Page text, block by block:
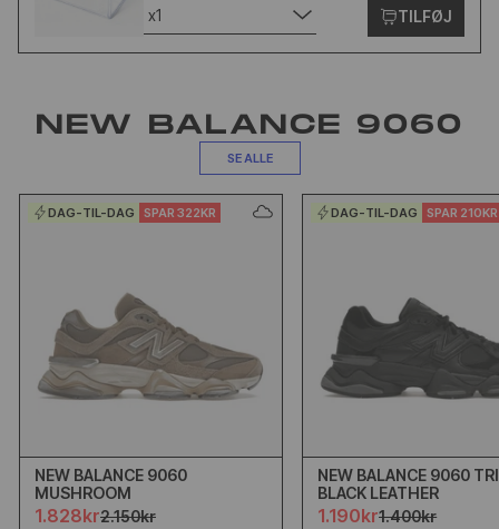
x1 TILFØJ
NEW BALANCE 9060
SE ALLE
DAG-TIL-DAG SPAR 322KR
NEW BALANCE 9060
MUSHROOM
1.828kr2.150kr
DAG-TIL-DAG SPAR 210KR
NEW BALANCE 9060
BLACK LEATHER
1.190kr1.400kr